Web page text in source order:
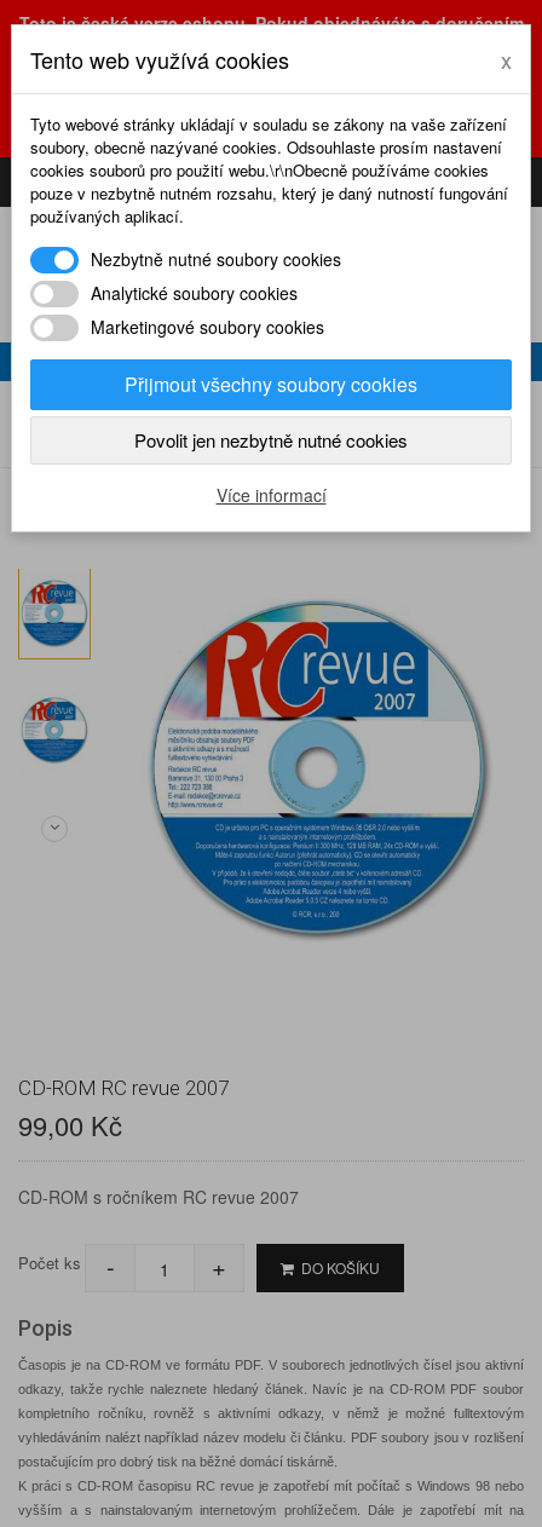
Toto je česká verze eshopu. Pokud objednáváte s doručením
(sk.eshop.rcrevue.cz - kliknutím na slovenskou vlajku)
POZOR ZMĚNA : výdejní místo a kancelář jsou nyní na adrese
Olšanská 3, Praha 3, tel. (+420) 222 723 388, 774 777 794.
CS
SK PŘIHLÁSIT KOŠÍK
CD-ROM RC REVUE 2007
Home Ostatní CD a flash disky s časopisy RC revue
CD-
ROM RC revue 2007
CD-ROM RC revue 2007
99,00 Kč
CD-ROM s ročníkem RC revue 2007
Počet ks - + DO KOŠÍKU
Popis
Časopis je na CD-ROM ve formátu PDF. V souborech jednotlivých čísel jsou aktivní
odkazy, takže rychle naleznete hledaný článek. Navíc je na CD-ROM PDF soubor
kompletního ročníku, rovněž s aktivními odkazy, v němž je možné fulltextovým
vyhledáváním nalézt například název modelu či článku. PDF soubory jsou v rozlišení
postačujícím pro dobrý tisk na běžné domácí tiskárně.
K práci s CD-ROM časopisu RC revue je zapotřebí mít počítač s Windows 98 nebo
vyšším a s na­instalovaným internetovým prohlížečem. Dále je zapotřebí mít na
Tento web využívá cookies x
Tyto webové stránky ukládají v souladu se zákony na vaše zařízení
soubory, obecně nazývané cookies. Odsouhlaste prosím nastavení
cookies souborů pro použití webu.\r\nObecně používáme cookies
pouze v nezbytně nutném rozsahu, který je daný nutností fungování
používaných aplikací.
Nezbytně nutné soubory cookies
Analytické soubory cookies
Marketingové soubory cookies
Přijmout všechny soubory cookies
Povolit jen nezbytně nutné cookies
Více informací